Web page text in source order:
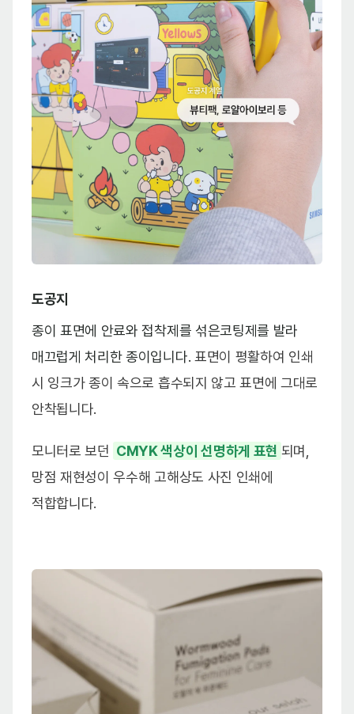
도공지
종이 표면에 안료와 접착제를 섞은코팅제를 발라
매끄럽게 처리한 종이입니다. 표면이 평활하여 인쇄
시 잉크가 종이 속으로 흡수되지 않고 표면에 그대로
안착됩니다.
모니터로 보던 CMYK 색상이 선명하게 표현 되며,
망점 재현성이 우수해 고해상도 사진 인쇄에
적합합니다.